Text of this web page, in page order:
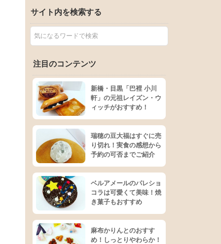
サイト内を検索する
注目のコンテンツ
新橋・目黒「巴裡 小川
軒」の元祖レイズン・ウ
ィッチがおすすめ！
瑞穂の豆大福はすぐに売
り切れ！実食の感想から
予約の可否までご紹介
ベルアメールのパレショ
コラは可愛くて美味！焼
き菓子もおすすめ
麻布かりんとのおすす
め！しっとりやわらか！